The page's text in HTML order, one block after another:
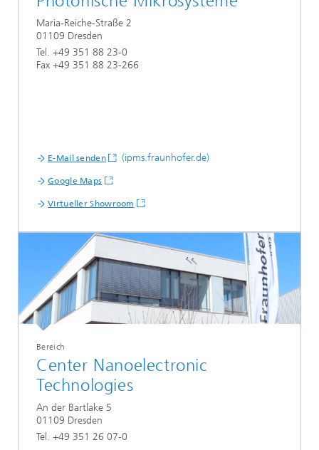
Maria-Reiche-Straße 2
01109 Dresden
Tel. +49 351 88 23-0
Fax +49 351 88 23-266
E-Mail senden (ipms.fraunhofer.de)
Google Maps
Virtueller Showroom
Bereich
Center Nanoelectronic
Technologies
An der Bartlake 5
01109 Dresden
Tel. +49 351 26 07-0